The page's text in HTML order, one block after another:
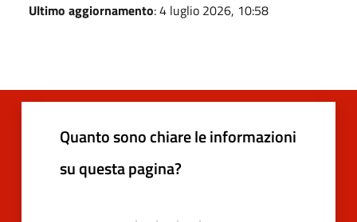
Ultimo aggiornamento: 4 luglio 2026, 10:58
Quanto sono chiare le informazioni
su questa pagina?